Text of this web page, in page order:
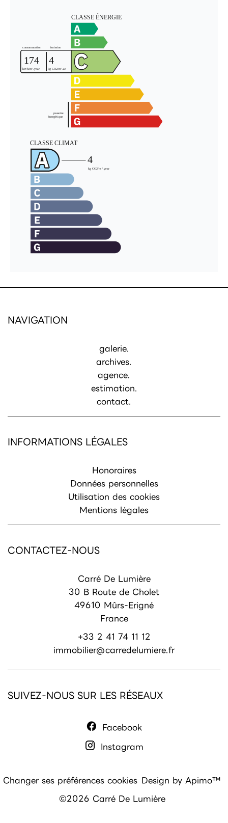
NAVIGATION
galerie.
archives.
agence.
estimation.
contact.
INFORMATIONS LÉGALES
Honoraires
Données personnelles
Utilisation des cookies
Mentions légales
CONTACTEZ-NOUS
Carré De Lumière
30 B Route de Cholet
49610 Mûrs-Erigné
France
+33 2 41 74 11 12
immobilier@carredelumiere.fr
SUIVEZ-NOUS SUR LES RÉSEAUX
Facebook
Instagram
Changer ses préférences cookies Design by Apimo™
©2026 Carré De Lumière